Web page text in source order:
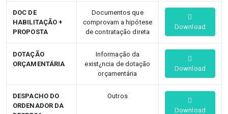
DOC DE
HABILITAÇÃO +
PROPOSTA
Documentos que
comprovam a hipótese
de contratação direta
Download
DOTAÇÃO
ORÇAMENTÁRIA
Informação da
exist¿ncia de dotação
orçamentária
Download
DESPACHO DO
ORDENADOR DA
Outros
Download